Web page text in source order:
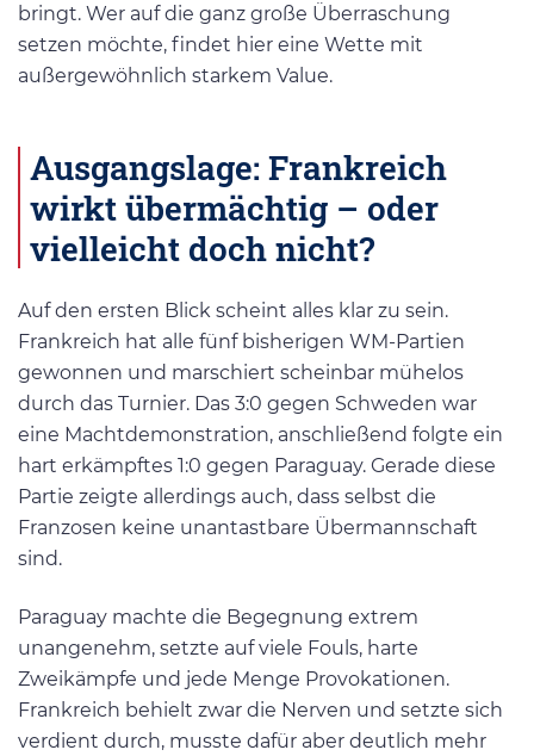
bringt. Wer auf die ganz große Überraschung
setzen möchte, findet hier eine Wette mit
außergewöhnlich starkem Value.
Ausgangslage: Frankreich
wirkt übermächtig – oder
vielleicht doch nicht?
Auf den ersten Blick scheint alles klar zu sein.
Frankreich hat alle fünf bisherigen WM-Partien
gewonnen und marschiert scheinbar mühelos
durch das Turnier. Das 3:0 gegen Schweden war
eine Machtdemonstration, anschließend folgte ein
hart erkämpftes 1:0 gegen Paraguay. Gerade diese
Partie zeigte allerdings auch, dass selbst die
Franzosen keine unantastbare Übermannschaft
sind.
Paraguay machte die Begegnung extrem
unangenehm, setzte auf viele Fouls, harte
Zweikämpfe und jede Menge Provokationen.
Frankreich behielt zwar die Nerven und setzte sich
verdient durch, musste dafür aber deutlich mehr